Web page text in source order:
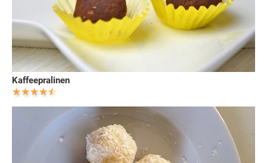
Kaffeepralinen